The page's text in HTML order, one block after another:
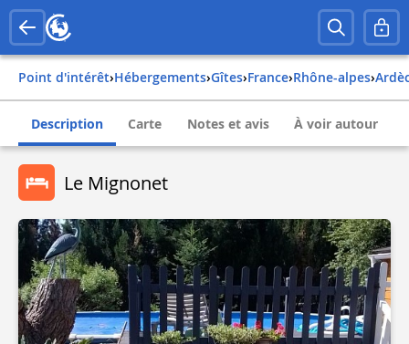
Point d'intérêt› Hébergements› Gîtes› france› rhône-alpes›
Description Carte Notes et avis À voir autour
Le Mignonet